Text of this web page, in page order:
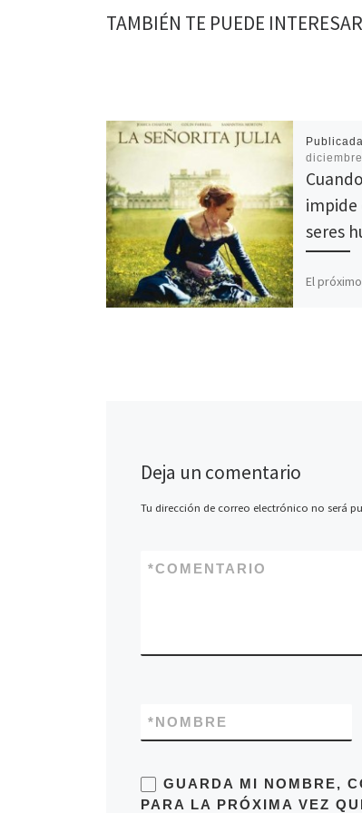
TAMBIÉN TE PUEDE INTERESAR
Publicada
seres
El
Deja un comentario
Tu dirección de correo electrónico no será
COMENTARIO
*
NOMBRE
*
GUARDA MI NOMBRE,
PARA LA PRÓXIMA VEZ